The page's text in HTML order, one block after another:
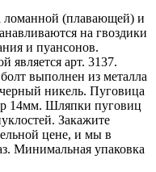
ломанной (плавающей) и
на гвоздики
и пуансонов.
является арт. 3137.
выполнен из металла
никель. Пуговица
14мм. Шляпки пуговиц
Закажите
цене, и мы в
Минимальная упаковка